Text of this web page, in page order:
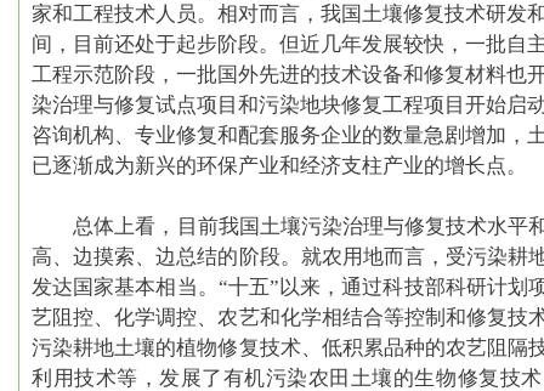
家和工程技术人员。相对而言，我国土壤修复技术研发
间， 目前还处于起步阶段。但近几年发展较快，一批自
工程示范阶段，一批国外先进的技术设备和修复材料也
染治理与修复试点项目和污染地块修复工程项目开始启
咨询机构、专业修复和配套服务企业的数量急剧增加，
已逐渐成为新兴的环保产业和经济支柱产业的增长点。
总体上看，目前我国土壤污染治理与修复技术水平
高、边摸索、边总结的阶段。 就农用地而言，受污染耕
发达国家基本相当。“十五”以来，通过科技部科研计划
艺阻控、化学调控、农艺和化学相结合等控制和修复技
污染耕地土壤的植物修复技术、低积累品种的农艺阻隔
利用技术等，发展了有机污染农田土壤的生物修复技